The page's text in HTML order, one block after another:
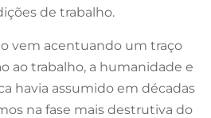
de trabalho.
vem acentuando um traço
ao trabalho, a humanidade e
havia assumido em décadas
na fase mais destrutiva do